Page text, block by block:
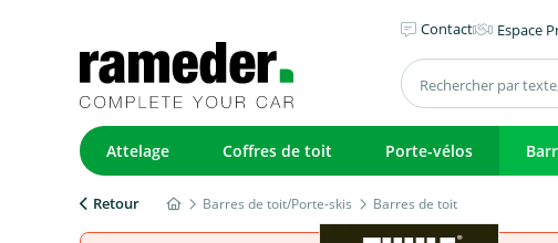
Contact Espace
Attelage Coffres de toit Porte-vélos
Retour Barres de toit/Porte-skis Barres de toit